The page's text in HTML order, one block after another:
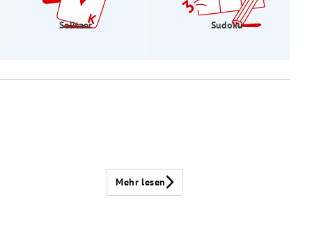
Solitaer Sudoku
Mehr lesen